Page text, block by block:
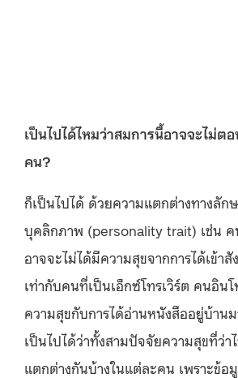
เป็นไปได้ไหมว่าสมการนี้อาจจะไม่ต
คน?
ก็เป็นไปได้ ด้วยความแตกต่างทางลัก
บุคลิกภาพ (personality trait) เช่น ค
อาจจะไม่ได้มีความสุขจากการได้เข้า
เท่ากับคนที่เป็นเอ็กซ์โทรเวิร์ต คนอินโ
ความสุขกับการได้อ่านหนังสืออยู่บ้าน
เป็นไปได้ว่าทั้งสามปัจจัยความสุขที่ว่
แตกต่างกันบ้างในแต่ละคน เพราะข้อ